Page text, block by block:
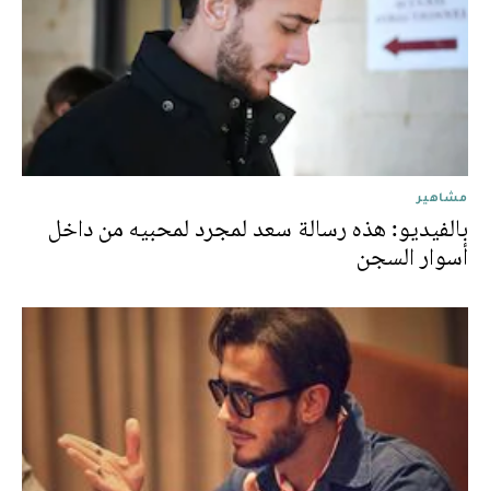
مشاهير
بالفيديو: هذه رسالة سعد لمجرد لمحبيه من داخل
أسوار السجن